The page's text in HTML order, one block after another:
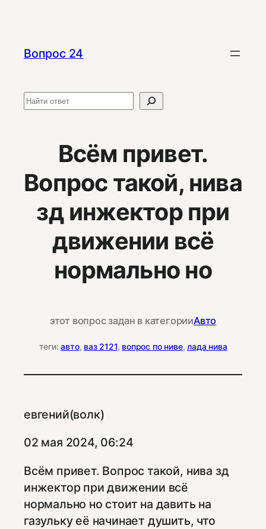
содержимому
Вопрос 24
Поиск
Всём привет.
Вопрос такой, нива
зд инжектор при
движении всё
нормально но
этот вопрос задан в категорииАвто
теги:авто, ваз 2121, вопрос по ниве, лада нива
евгений(волк)
02 мая 2024, 06:24
Всём привет. Вопрос такой, нива зд
инжектор при движении всё
нормально но стоит на давить на
газульку её начинает душить, что